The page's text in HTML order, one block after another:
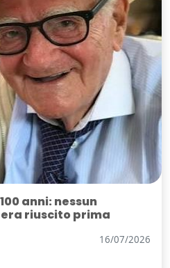
anni: nessun
riuscito prima
16/07/2026